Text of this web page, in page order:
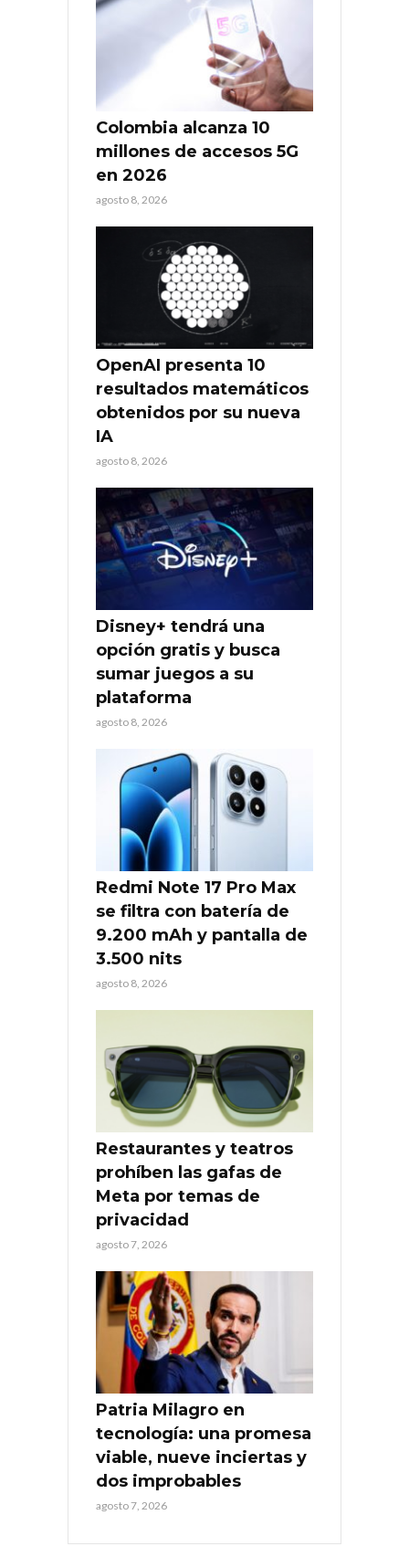
Colombia alcanza 10
millones de accesos 5G
en 2026
agosto 8, 2026
OpenAI presenta 10
resultados matemáticos
obtenidos por su nueva
IA
agosto 8, 2026
Disney+ tendrá una
opción gratis y busca
sumar juegos a su
plataforma
agosto 8, 2026
Redmi Note 17 Pro Max
se filtra con batería de
9.200 mAh y pantalla de
3.500 nits
agosto 8, 2026
Restaurantes y teatros
prohíben las gafas de
Meta por temas de
privacidad
agosto 7, 2026
Patria Milagro en
tecnología: una promesa
viable, nueve inciertas y
dos improbables
agosto 7, 2026